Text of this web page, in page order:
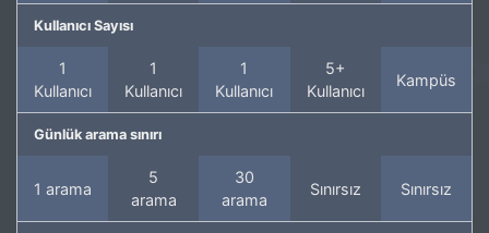
Kullanıcı Sayısı
1
Kullanıcı
1
Kullanıcı
1
Kullanıcı
5+
Kullanıcı
Kampüs
Günlük arama sınırı
1 arama
5
arama
30
arama
Sınırsız Sınırsız